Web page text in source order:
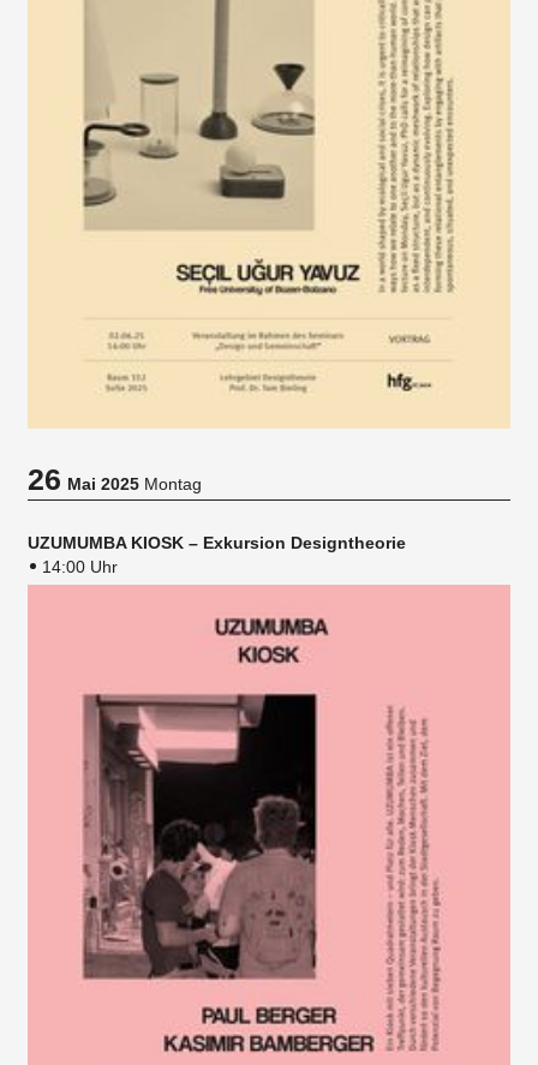
26Mai 2025 Montag
UZUMUMBA KIOSK – Exkursion Designtheorie
14:00 Uhr